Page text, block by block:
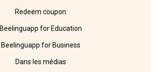
Redeem coupon
Beelinguapp for Education
Beelinguapp for Business
Dans les médias